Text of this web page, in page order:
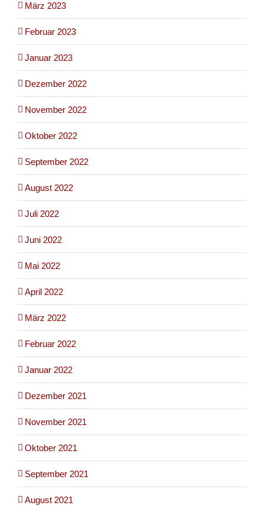
März 2023
Februar 2023
Januar 2023
Dezember 2022
November 2022
Oktober 2022
September 2022
August 2022
Juli 2022
Juni 2022
Mai 2022
April 2022
März 2022
Februar 2022
Januar 2022
Dezember 2021
November 2021
Oktober 2021
September 2021
August 2021